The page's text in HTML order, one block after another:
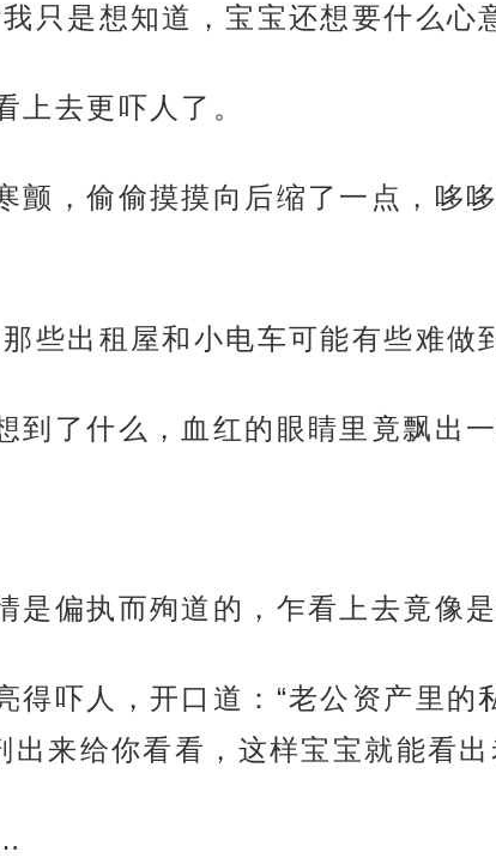
只是想知道，宝宝还想要什么心
上去更吓人了。
颤，偷偷摸摸向后缩了一点，哆
些出租屋和小电车可能有些难做
到了什么，血红的眼睛里竟飘出
是偏执而殉道的，乍看上去竟像
得吓人，开口道：“老公资产里
出来给你看看，这样宝宝就能看